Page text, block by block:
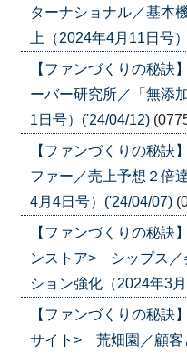
ターナショナル／基本
上（2024年4月11日号
【ファンづくりの秘
ーバー研究所／「無添
1日号）('24/04/12)
【ファンづくりの秘
ファー／売上予想２倍
4月4日号）('24/04/07)
【ファンづくりの秘
ンストア> シップス／
ション強化（2024年3
【ファンづくりの秘
サイト> 荒畑園／顧客